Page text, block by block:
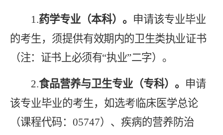
1.药学专业（本科）。 申请该专业毕业
的考生，须提供有效期内的卫生类执业证书
（注：证书上必须有“执业”二字）。
2.食品营养与卫生专业（专科）。 申请
该专业毕业的考生，如选考临床医学总论
（课程代码： 05747）、疾病的营养防治